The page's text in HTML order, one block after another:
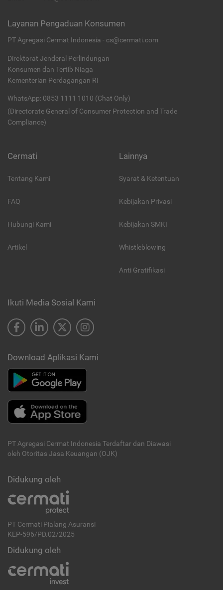
Layanan Pengaduan Konsumen
PT Agregasi Cermat Indonesia - cs@cermati.com
Direktorat Jenderal Perlindungan
Konsumen dan Tertib Niaga
Kementerian Perdagangan RI
WhatsApp: 0853 1111 1010 (Chat Only)
(Directorate General of Consumer Protection and Trade
Compliance)
Cermati
Tentang Kami
FAQ
Hubungi Kami
Artikel
Lainnya
Syarat & Ketentuan
Kebijakan Privasi
Kebijakan SMKI
Whistleblowing
Anti Gratifikasi
Ikuti Media Sosial Kami
Download Aplikasi Kami
PT Agregasi Cermat Indonesia Terdaftar dan Diawasi
oleh Otoritas Jasa Keuangan (OJK)
Didukung oleh
PT Cermati Pialang Asuransi
KEP-596/PD.02/2025
Didukung oleh